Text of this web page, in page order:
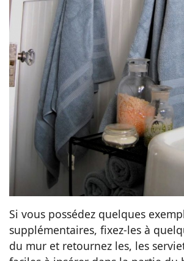
Si vous possédez quelques
supplémentaires, fixez-les à
du mur et retournez les, les